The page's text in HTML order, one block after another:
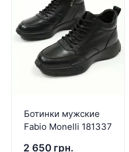
Ботинки мужские
Fabio Monelli 181337
2 650 грн.